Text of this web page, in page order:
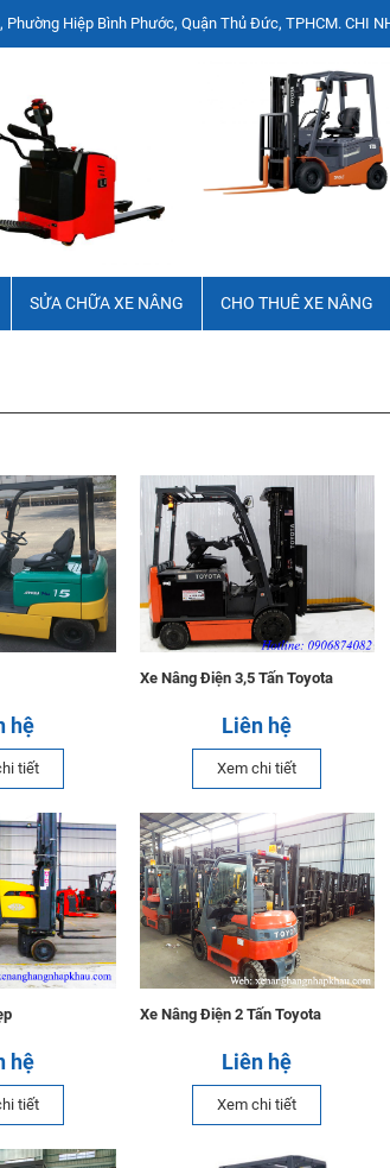
Phước, Quận Thủ Đức, TPHCM. CHI NHÁNH MIỀN
SỬA CHỮA XE NÂNG CHO THUÊ XE NÂNG
hệ
tiết
Xe Nâng Điện 3,5 Tấn Toyota
Liên hệ
Xem chi tiết
hệ
tiết
Xe Nâng Điện 2 Tấn Toyota
Liên hệ
Xem chi tiết